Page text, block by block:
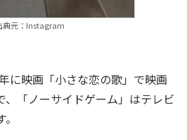
典元：Instagram
に映画「小さな恋の歌」で映画
、「ノーサイドゲーム」はテレビ